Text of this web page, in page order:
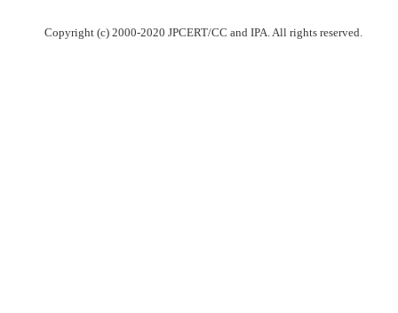
Copyright (c) 2000-2020 JPCERT/CC and IPA. All rights reserved.